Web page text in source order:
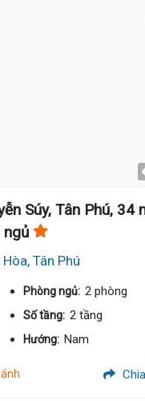
Súy, Tân Phú, 34
ngủ
Tân Phú
Phòng ngủ: 2 phòng
Số tầng: 2 tầng
Hướng: Nam